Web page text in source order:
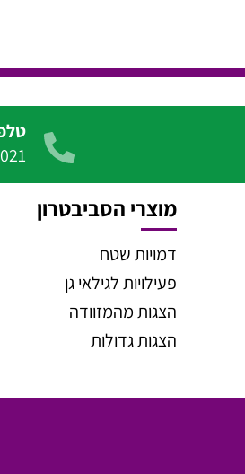
מוצרי הסביבטרון
דמויות שטח
פעילויות לגילאי גן
הצגות מהמזוודה
הצגות גדולות